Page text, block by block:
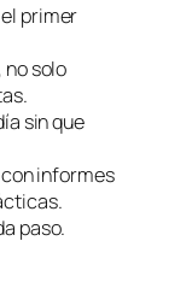
primer
solo
sin que
informes
paso.